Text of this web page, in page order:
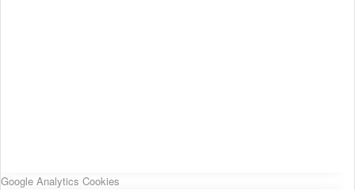
Google Analytics Cookies